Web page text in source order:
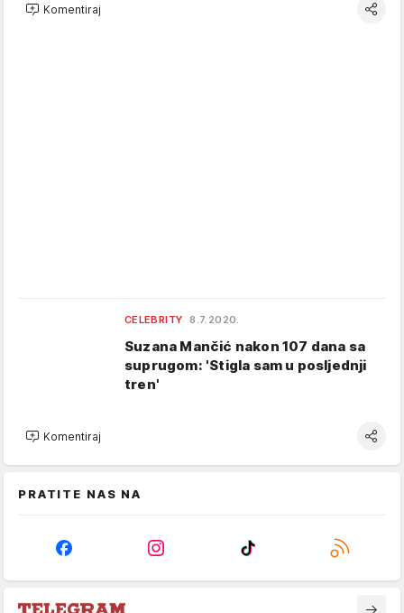
Komentiraj
CELEBRITY 8.7.2020.
Suzana Mančić nakon 107 dana sa
suprugom: 'Stigla sam u posljednji
tren'
Komentiraj
PRATITE NAS NA